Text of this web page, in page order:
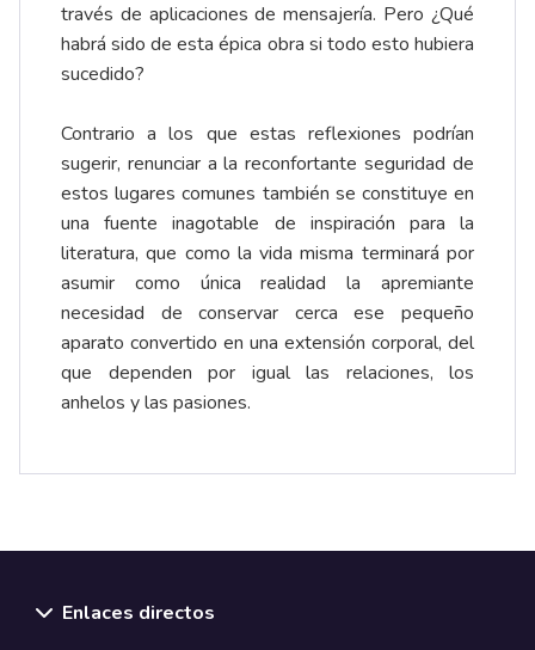
través de aplicaciones de mensajería. Pero ¿Qué
habrá sido de esta épica obra si todo esto hubiera
sucedido?
Contrario a los que estas reflexiones podrían
sugerir, renunciar a la reconfortante seguridad de
estos lugares comunes también se constituye en
una fuente inagotable de inspiración para la
literatura, que como la vida misma terminará por
asumir como única realidad la apremiante
necesidad de conservar cerca ese pequeño
aparato convertido en una extensión corporal, del
que dependen por igual las relaciones, los
anhelos y las pasiones.
Enlaces directos